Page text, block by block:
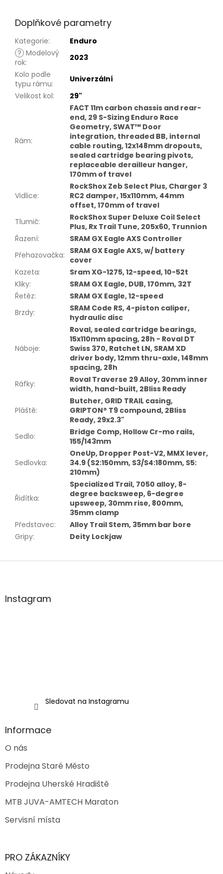
Doplňkové parametry
Kategorie:
Enduro
? Modelový
rok:
2023
Kolo podle
typu rámu:
Univerzální
Velikost kol: 29"
Rám:
FACT 11m carbon chassis and rear-
end, 29 S-Sizing Enduro Race
Geometry, SWAT™ Door
integration, threaded BB, internal
cable routing, 12x148mm dropouts,
sealed cartridge bearing pivots,
replaceable derailleur hanger,
170mm of travel
Vidlice:
RockShox Zeb Select Plus, Charger 3
RC2 damper, 15x110mm, 44mm
offset, 170mm of travel
Tlumič:
RockShox Super Deluxe Coil Select
Plus, Rx Trail Tune, 205x60, Trunnion
Řazení:
SRAM GX Eagle AXS Controller
Přehazovačka: SRAM GX Eagle AXS, w/ battery
cover
Kazeta:
Sram XG-1275, 12-speed, 10-52t
Kliky:
SRAM GX Eagle, DUB, 170mm, 32T
Řetěz:
SRAM GX Eagle, 12-speed
Brzdy:
SRAM Code RS, 4-piston caliper,
hydraulic disc
Náboje:
Roval, sealed cartridge bearings,
15x110mm spacing, 28h - Roval DT
Swiss 370, Ratchet LN, SRAM XD
driver body, 12mm thru-axle, 148mm
spacing, 28h
Ráfky:
Roval Traverse 29 Alloy, 30mm inner
width, hand-built, 2Bliss Ready
Pláště:
Butcher, GRID TRAIL casing,
GRIPTON® T9 compound, 2Bliss
Ready, 29x2.3"
Sedlo:
Bridge Comp, Hollow Cr-mo rails,
155/143mm
Sedlovka:
OneUp, Dropper Post-V2, MMX lever,
34.9 (S2:150mm, S3/S4:180mm, S5:
210mm)
Řidítka:
Specialized Trail, 7050 alloy, 8-
degree backsweep, 6-degree
upsweep, 30mm rise, 800mm,
35mm clamp
Představec:
Alloy Trail Stem, 35mm bar bore
Gripy: Deity Lockjaw
Z
aInstagram
Sledovat na Instagramu
Informace
O nás
Prodejna Staré Město
Prodejna Uherské Hradiště
MTB JUVA-AMTECH Maraton
Servisní místa
PRO ZÁKAZNÍKY